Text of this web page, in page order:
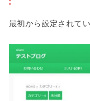
最初から設定されて